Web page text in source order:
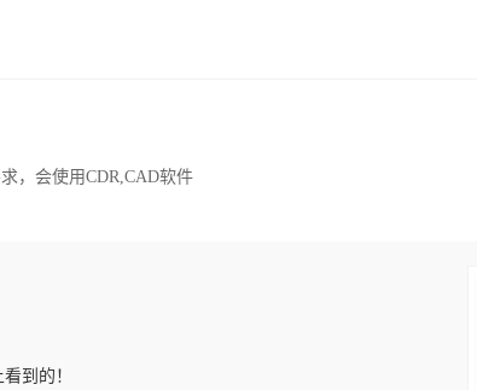
，会使用CDR,CAD软件
到的！